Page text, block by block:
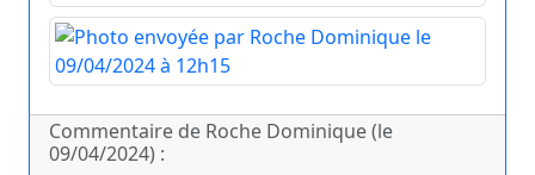
Commentaire de Roche Dominique (le
09/04/2024) :